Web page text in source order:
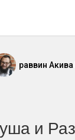
раввин
и